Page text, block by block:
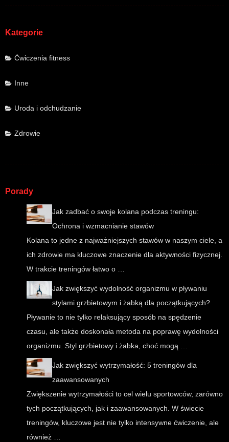
Kategorie
Ćwiczenia fitness
Inne
Uroda i odchudzanie
Zdrowie
Porady
Jak zadbać o swoje kolana podczas treningu:
Ochrona i wzmacnianie stawów
Kolana to jedne z najważniejszych stawów w naszym ciele, a
ich zdrowie ma kluczowe znaczenie dla aktywności fizycznej.
W trakcie treningów łatwo o …
Jak zwiększyć wydolność organizmu w pływaniu
stylami grzbietowym i żabką dla początkujących?
Pływanie to nie tylko relaksujący sposób na spędzenie
czasu, ale także doskonała metoda na poprawę wydolności
organizmu. Styl grzbietowy i żabka, choć mogą …
Jak zwiększyć wytrzymałość: 5 treningów dla
zaawansowanych
Zwiększenie wytrzymałości to cel wielu sportowców, zarówno
tych początkujących, jak i zaawansowanych. W świecie
treningów, kluczowe jest nie tylko intensywne ćwiczenie, ale
również …